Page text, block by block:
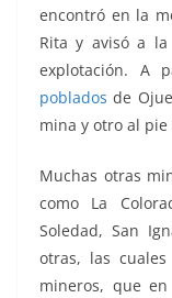
encontró en la
Rita y avisó a la
explotación. A
poblados de
mina y otro al
Muchas otras
como La
Soledad, San
otras, las
mineros, que